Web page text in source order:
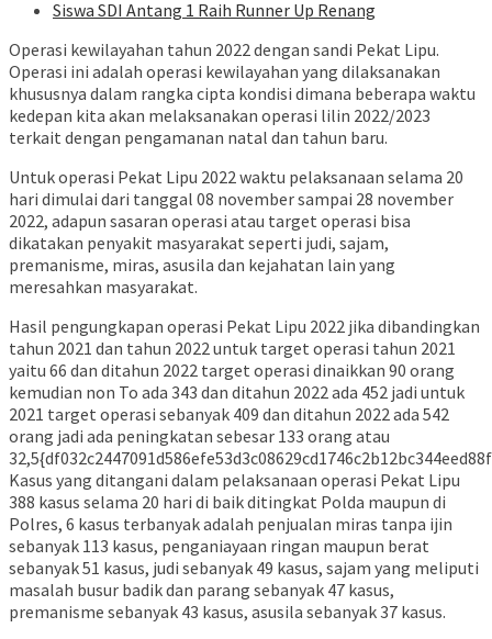
Siswa SDI Antang 1 Raih Runner Up Renang
Operasi kewilayahan tahun 2022 dengan sandi Pekat Lipu.
Operasi ini adalah operasi kewilayahan yang dilaksanakan
khususnya dalam rangka cipta kondisi dimana beberapa waktu
kedepan kita akan melaksanakan operasi lilin 2022/2023
terkait dengan pengamanan natal dan tahun baru.
Untuk operasi Pekat Lipu 2022 waktu pelaksanaan selama 20
hari dimulai dari tanggal 08 november sampai 28 november
2022, adapun sasaran operasi atau target operasi bisa
dikatakan penyakit masyarakat seperti judi, sajam,
premanisme, miras, asusila dan kejahatan lain yang
meresahkan masyarakat.
Hasil pengungkapan operasi Pekat Lipu 2022 jika dibandingkan
tahun 2021 dan tahun 2022 untuk target operasi tahun 2021
yaitu 66 dan ditahun 2022 target operasi dinaikkan 90 orang
kemudian non To ada 343 dan ditahun 2022 ada 452 jadi untuk
2021 target operasi sebanyak 409 dan ditahun 2022 ada 542
orang jadi ada peningkatan sebesar 133 orang atau
Kasus yang ditangani dalam pelaksanaan operasi Pekat Lipu
388 kasus selama 20 hari di baik ditingkat Polda maupun di
Polres, 6 kasus terbanyak adalah penjualan miras tanpa ijin
sebanyak 113 kasus, penganiayaan ringan maupun berat
sebanyak 51 kasus, judi sebanyak 49 kasus, sajam yang meliputi
masalah busur badik dan parang sebanyak 47 kasus,
premanisme sebanyak 43 kasus, asusila sebanyak 37 kasus.